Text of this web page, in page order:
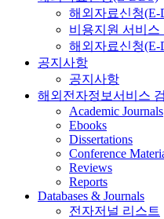
해외자료신청(E-
비용지원 서비스
해외자료신청(E-
공지사항
공지사항
해외전자정보서비스
Academic Journals
Ebooks
Dissertations
Conference
Reviews
Reports
Databases & Journals
전자저널 리스트